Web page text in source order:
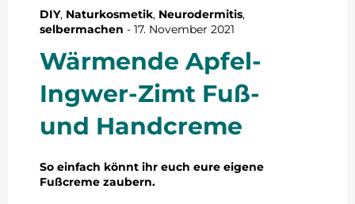
DIY, Naturkosmetik, Neurodermitis,
selbermachen - 17. November 2021
Wärmende Apfel-
Ingwer-Zimt Fuß-
und Handcreme
So einfach könnt ihr euch eure eigene
Fußcreme zaubern.